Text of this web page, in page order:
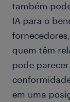
também
IA para o
quem têm
pode
em uma